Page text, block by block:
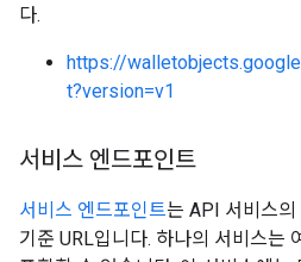
다.
https://
t?version=v1
서비스 엔드포인트
서비스 엔드포인트는 API 서비스의
기준 URL입니다. 하나의 서비스는